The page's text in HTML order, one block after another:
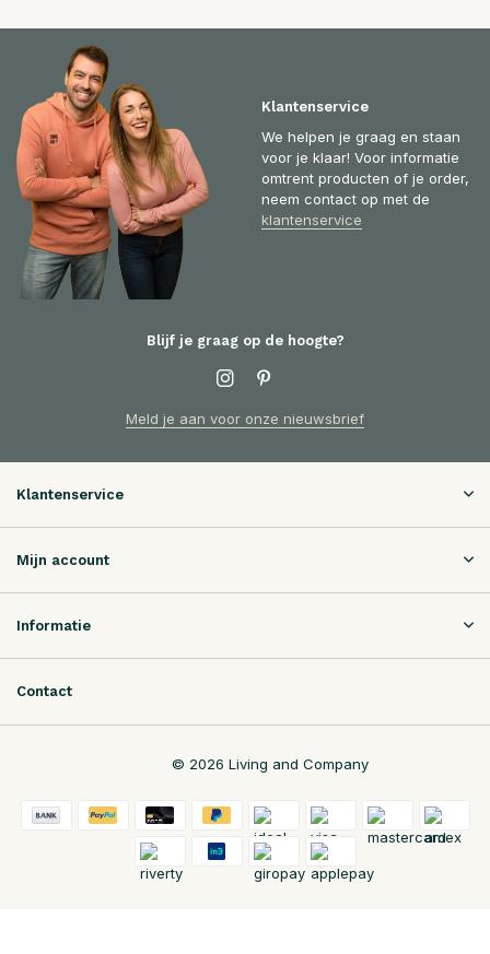
Klantenservice
We helpen je graag en staan
voor je klaar! Voor informatie
omtrent producten of je order,
neem contact op met de
klantenservice
Blijf je graag op de hoogte?
Meld je aan voor onze nieuwsbrief
Klantenservice
Mijn account
Informatie
Contact
© 2026 Living and Company